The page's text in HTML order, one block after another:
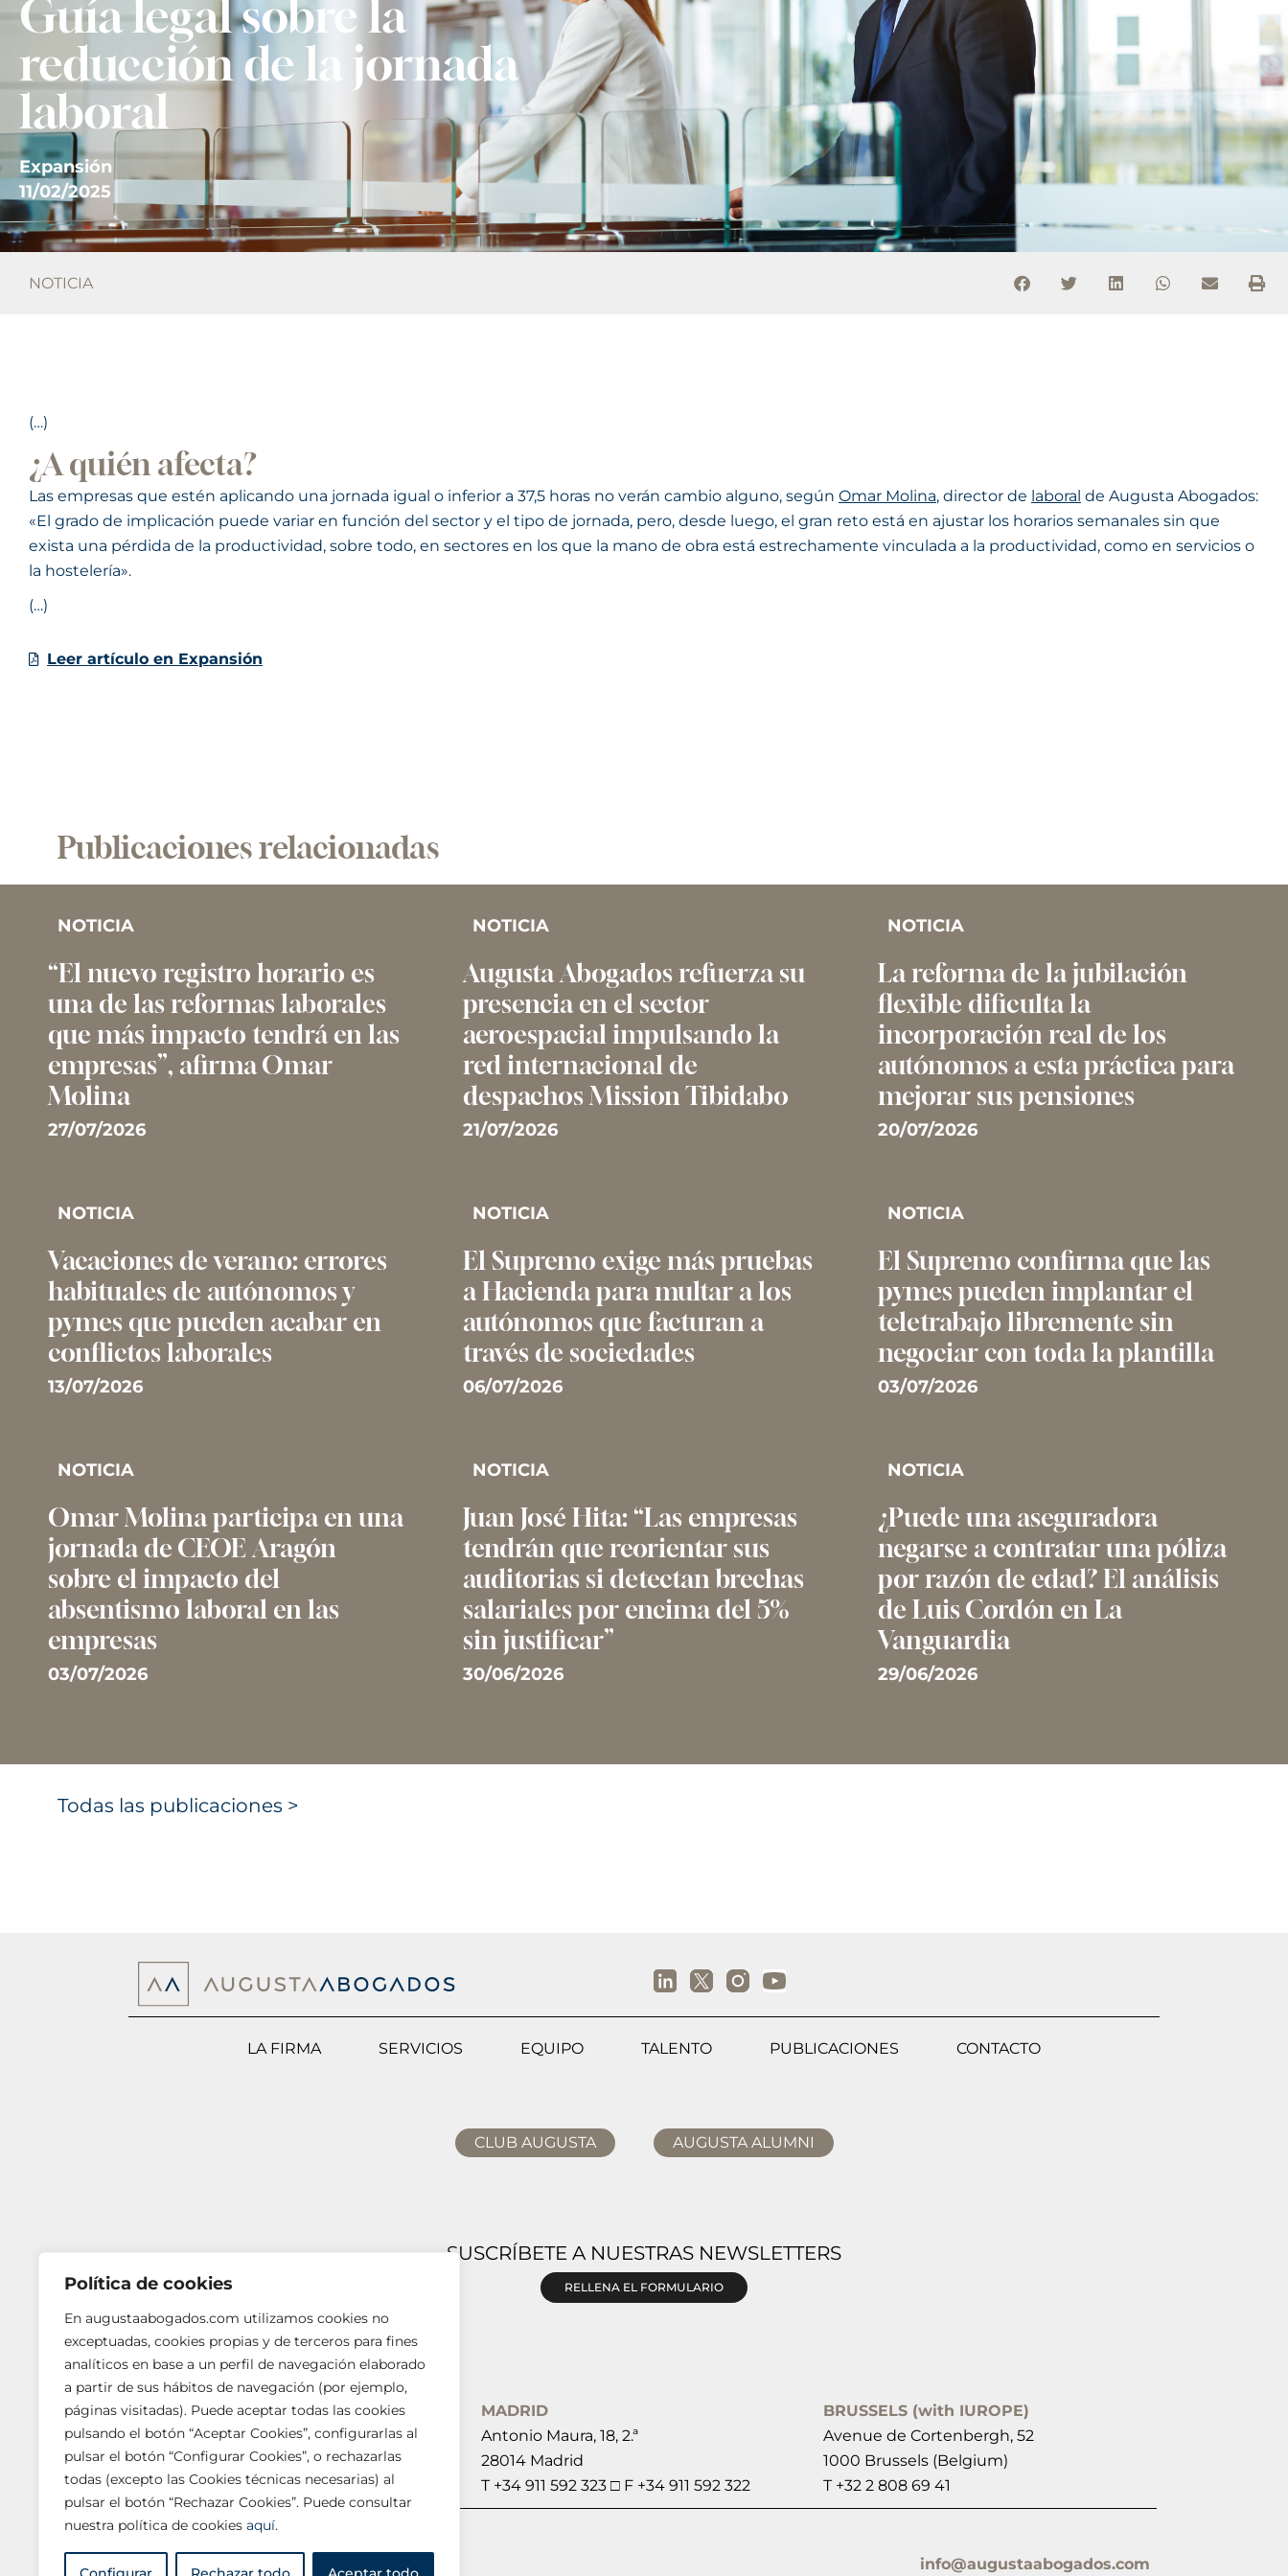
Política de cookies
En augustaabogados.com utilizamos cookies no
exceptuadas, cookies propias y de terceros para fines
analíticos en base a un perfil de navegación elaborado
a partir de sus hábitos de navegación (por ejemplo,
páginas visitadas). Puede aceptar todas las cookies
pulsando el botón “Aceptar Cookies”, configurarlas al
pulsar el botón “Configurar Cookies”, o rechazarlas
todas (excepto las Cookies técnicas necesarias) al
pulsar el botón “Rechazar Cookies”. Puede consultar
nuestra política de cookies aquí.
Guía legal sobre la
reducción de la jornada
laboral
Expansión
11/02/2025
NOTICIA
(…)
¿A quién afecta?
Las empresas que estén aplicando una jornada igual o inferior a 37,5 horas no verán cambio alguno, según Omar Molina, director de laboral de Augusta Abogados:
«El grado de implicación puede variar en función del sector y el tipo de jornada, pero, desde luego, el gran reto está en ajustar los horarios semanales sin que
exista una pérdida de la productividad, sobre todo, en sectores en los que la mano de obra está estrechamente vinculada a la productividad, como en servicios o
la hostelería».
(…)
Leer artículo en Expansión
Publicaciones relacionadas
NOTICIA
“El nuevo registro horario es
una de las reformas laborales
que más impacto tendrá en las
empresas”, afirma Omar
Molina
27/07/2026
NOTICIA
Augusta Abogados refuerza su
presencia en el sector
aeroespacial impulsando la
red internacional de
despachos Mission Tibidabo
21/07/2026
NOTICIA
La reforma de la jubilación
flexible dificulta la
incorporación real de los
autónomos a esta práctica para
mejorar sus pensiones
20/07/2026
NOTICIA
Vacaciones de verano: errores
habituales de autónomos y
pymes que pueden acabar en
conflictos laborales
13/07/2026
NOTICIA
El Supremo exige más pruebas
a Hacienda para multar a los
autónomos que facturan a
través de sociedades
06/07/2026
NOTICIA
El Supremo confirma que las
pymes pueden implantar el
teletrabajo libremente sin
negociar con toda la plantilla
03/07/2026
NOTICIA
Omar Molina participa en una
jornada de CEOE Aragón
sobre el impacto del
absentismo laboral en las
empresas
03/07/2026
NOTICIA
Juan José Hita: “Las empresas
tendrán que reorientar sus
auditorias si detectan brechas
salariales por encima del 5%
sin justificar”
30/06/2026
NOTICIA
¿Puede una aseguradora
negarse a contratar una póliza
por razón de edad? El análisis
de Luis Cordón en La
Vanguardia
29/06/2026
Todas las publicaciones >
LA FIRMA SERVICIOS EQUIPO TALENTO PUBLICACIONES CONTACTO
CLUB AUGUSTA AUGUSTA ALUMNI
SUSCRÍBETE A NUESTRAS NEWSLETTERS
RELLENA EL FORMULARIO
BARCELONA
Vía Augusta, 252, 4.ª
08017 Barcelona
T +34 933 621 620 □ F +34 932 009 843
MADRID
Antonio Maura, 18, 2.ª
28014 Madrid
T +34 911 592 323 □ F +34 911 592 322
BRUSSELS (with IUROPE)
Avenue de Cortenbergh, 52
1000 Brussels (Belgium)
T +32 2 808 69 41
info@augustaabogados.com